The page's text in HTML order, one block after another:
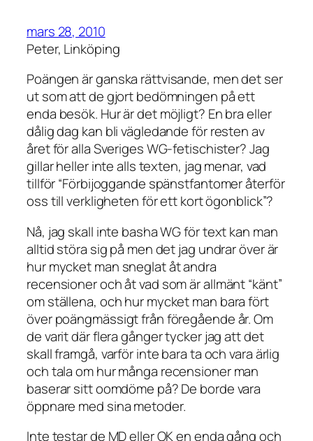
mars 28, 2010
Peter, Linköping
Poängen är ganska rättvisande, men det ser
ut som att de gjort bedömningen på ett
enda besök. Hur är det möjligt? En bra eller
dålig dag kan bli vägledande för resten av
året för alla Sveriges WG-fetischister? Jag
gillar heller inte alls texten, jag menar, vad
tillför “Förbijoggande spänstfantomer återför
oss till verkligheten för ett kort ögonblick”?
Nå, jag skall inte basha WG för text kan man
alltid störa sig på men det jag undrar över är
hur mycket man sneglat åt andra
recensioner och åt vad som är allmänt “känt”
om ställena, och hur mycket man bara fört
över poängmässigt från föregående år. Om
de varit där flera gånger tycker jag att det
skall framgå, varför inte bara ta och vara ärlig
och tala om hur många recensioner man
baserar sitt oomdöme på? De borde vara
öppnare med sina metoder.
Inte testar de MD eller OK en enda gång och